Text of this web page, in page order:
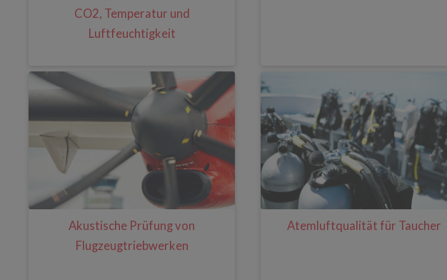
CO2, Temperatur und
Luftfeuchtigkeit
Akustische Prüfung von
Flugzeugtriebwerken
Atemluftqualität für Taucher